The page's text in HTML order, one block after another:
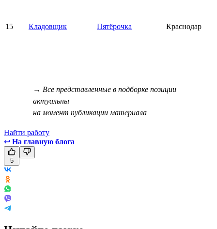
15 Кладовщик Пятёрочка Краснодар
→ Все представленные в подборке позиции
актуальны
на момент публикации материала
Найти работу
↩ На главную блога
5